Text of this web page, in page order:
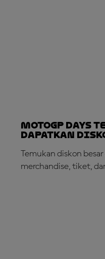
MotoGP DAYS
Dapatkan
Temukan diskon
merchandise, tiket,